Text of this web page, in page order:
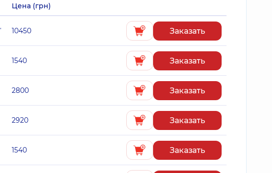
Цена (грн)
10450 Заказать
1540 Заказать
2800 Заказать
2920 Заказать
1540 Заказать